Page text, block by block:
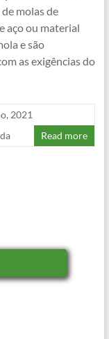
molas de
aço ou material
e são
as exigências do
2021
Read more